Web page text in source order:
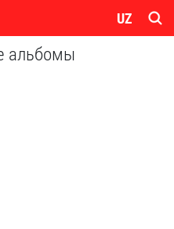
UZ
альбомы